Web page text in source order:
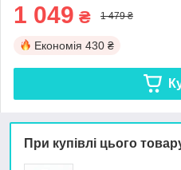
1 049 ₴ 1 479 ₴
Економія 430 ₴
При купівлі цього